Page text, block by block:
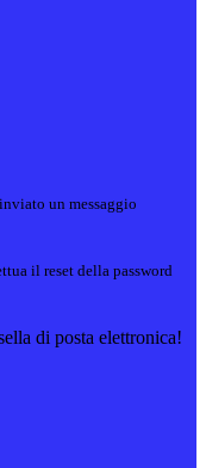
un messaggio
il reset della password
di posta elettronica!